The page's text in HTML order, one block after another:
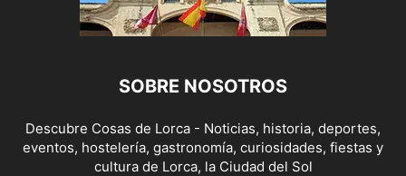
SOBRE NOSOTROS
Descubre Cosas de Lorca - Noticias, historia, deportes,
eventos, hostelería, gastronomía, curiosidades, fiestas y
cultura de Lorca, la Ciudad del Sol